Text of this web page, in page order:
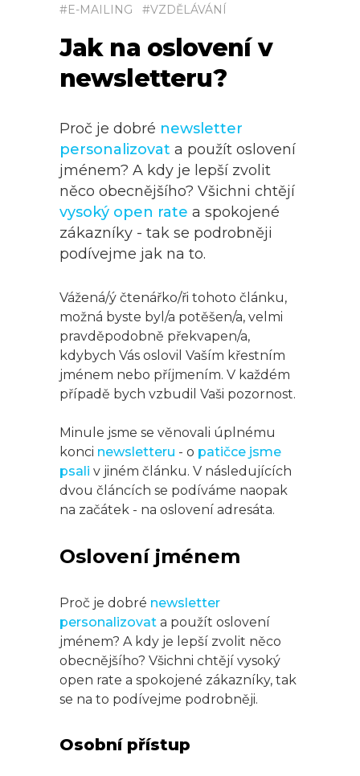
#E-MAILING #VZDĚLÁVÁNÍ
Jak na oslovení v
newsletteru?
Proč je dobré newsletter
personalizovat a použít oslovení
jménem? A kdy je lepší zvolit
něco obecnějšího? Všichni chtějí
vysoký open rate a spokojené
zákazníky - tak se podrobněji
podívejme jak na to.
Vážená/ý čtenářko/ři tohoto článku,
možná byste byl/a potěšen/a, velmi
pravděpodobně překvapen/a,
kdybych Vás oslovil Vaším křestním
jménem nebo příjmením. V každém
případě bych vzbudil Vaši pozornost.
Minule jsme se věnovali úplnému
konci newsletteru - o patičce jsme
psali v jiném článku. V následujících
dvou článcích se podíváme naopak
na začátek - na oslovení adresáta.
Oslovení jménem
Proč je dobré newsletter
personalizovat a použít oslovení
jménem? A kdy je lepší zvolit něco
obecnějšího? Všichni chtějí vysoký
open rate a spokojené zákazníky, tak
se na to podívejme podrobněji.
Osobní přístup